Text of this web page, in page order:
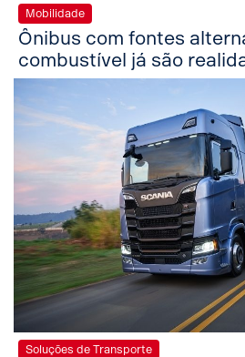
Mobilidade
Ônibus com fontes
combustível já são
Soluções de Transporte